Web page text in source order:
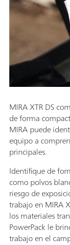
MIRA XTR DS
de forma
MIRA puede
equipo a
principales.
Identifique de
como polvos
riesgo de
trabajo en MIRA
los materiales
PowerPack le
trabajo en el